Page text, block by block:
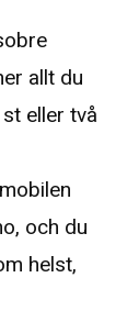
allt du
eller två
och du
helst,